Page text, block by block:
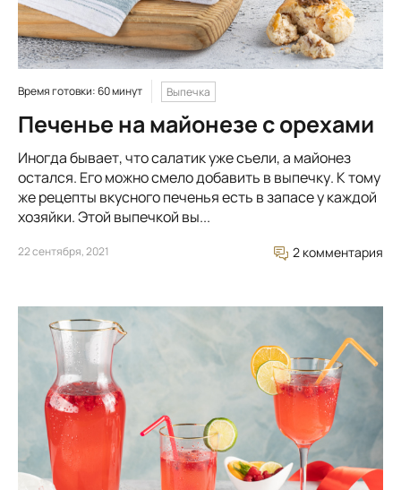
Время готовки: 60 минут Выпечка
Печенье на майонезе с орехами
Иногда бывает, что салатик уже съели, а майонез
остался. Его можно смело добавить в выпечку. К тому
же рецепты вкусного печенья есть в запасе у каждой
хозяйки. Этой выпечкой вы...
22 сентября, 2021 2 комментария